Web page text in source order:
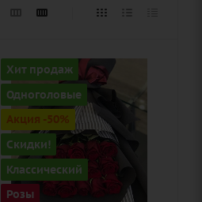
Хит продаж
Одноголовые
Акция -50%
Скидки!
Классический
Розы
Количество
15
Цвет
алый,
бордовый,
красный,
чайный